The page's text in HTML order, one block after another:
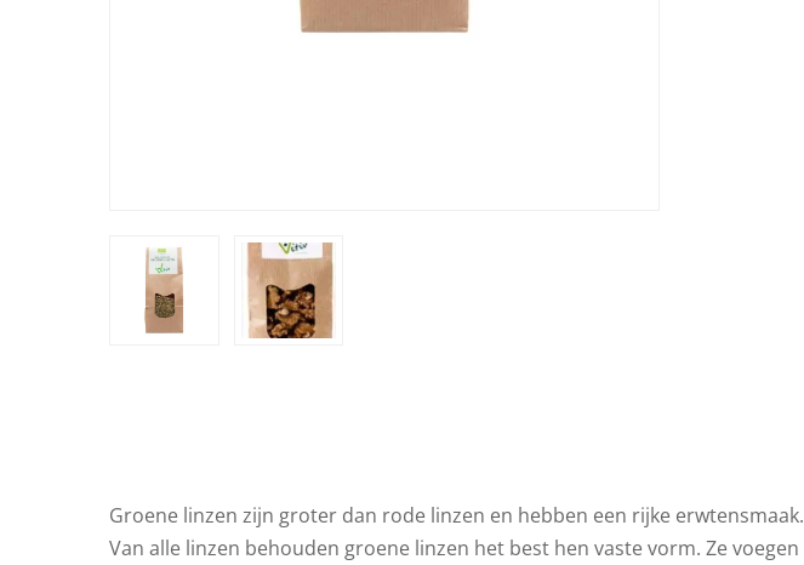
Groene linzen zijn groter dan rode linzen en hebben een rijke erwtensmaak.
Van alle linzen behouden groene linzen het best hen vaste vorm. Ze voegen